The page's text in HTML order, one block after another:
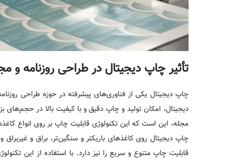
تأثیر چاپ دیجیتال در طراحی روزنامه و
چاپ دیجیتال یکی از فناوری‌های پیشرفته در حوزه طراحی
دیجیتال، امکان تولید و چاپ دقیق و با کیفیت بالا در
مجله، این است که این تکنولوژی قابلیت چاپ بر روی انواع
چاپ دیجیتال روی کاغذهای باریکتر و سنگین‌تر، براق و
قابلیت چاپ متنوع و سریع را نیز دارد. با استفاده از این